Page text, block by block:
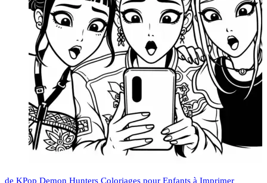
de KPop Demon Hunters Coloriages pour Enfants à Imprimer